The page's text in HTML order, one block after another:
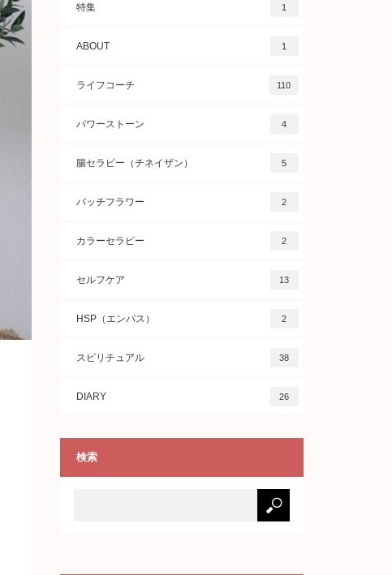
特集 1
ABOUT 1
ライフコーチ 110
パワーストーン 4
腸セラピー（チネイザン） 5
バッチフラワー 2
カラーセラピー 2
セルフケア 13
HSP（エンパス） 2
スピリチュアル 38
DIARY 26
検索